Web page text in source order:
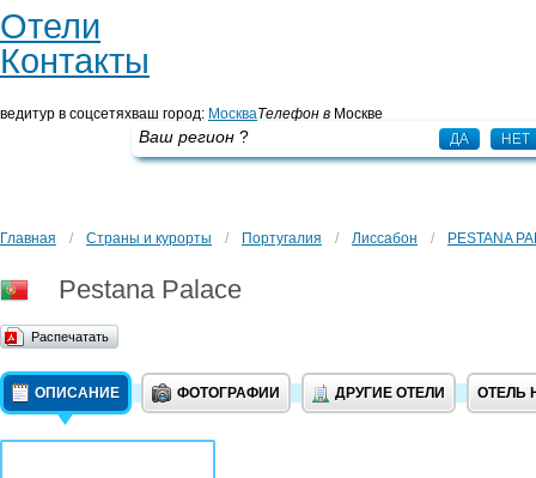
Отели
Контакты
ведитур в соцсетяхваш город: Москва
Ваш регион ? ДА НЕТ
Телефон в Москве
Главная / Страны и курорты / Португалия / Лиссабон / PESTANA
Pestana Palace
Распечатать
ОПИСАНИЕ ФОТОГРАФИИ ДРУГИЕ ОТЕЛИ ОТЕЛЬ